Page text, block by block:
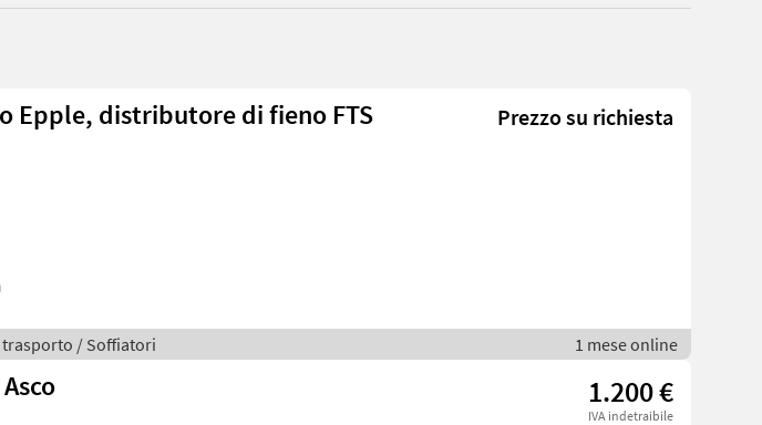
Epple, distributore di fieno FTS Prezzo su richiesta
/ Soffiatori 1 mese online
1.200 €
IVA indetraibile